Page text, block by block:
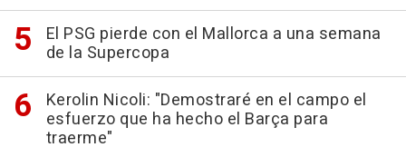
El PSG pierde con el Mallorca a una semana
de la Supercopa
Kerolin Nicoli: "Demostraré en el campo el
esfuerzo que ha hecho el Barça para
traerme"